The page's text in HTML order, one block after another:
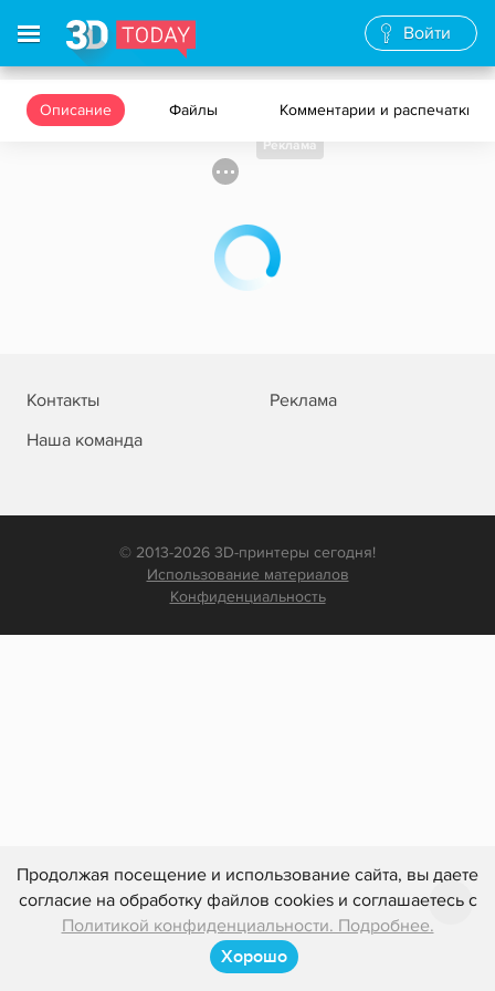
Продолжая посещение и использование сайта, вы даете
согласие на обработку файлов cookies и соглашаетесь с
Политикой конфиденциальности. Подробнее.
Хорошо
Войти
Описание Файлы Комментарии и распечатки
Реклама
Контакты
Реклама
Наша команда
© 2013-2026 3D-принтеры сегодня!
Использование материалов
Конфиденциальность